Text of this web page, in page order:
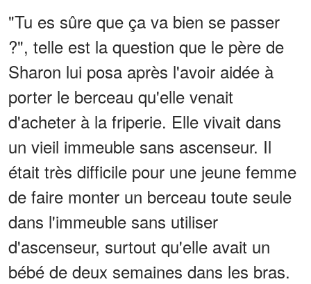
"Tu es sûre que ça va bien se passer
?", telle est la question que le père de
Sharon lui posa après l'avoir aidée à
porter le berceau qu'elle venait
d'acheter à la friperie. Elle vivait dans
un vieil immeuble sans ascenseur. Il
était très difficile pour une jeune femme
de faire monter un berceau toute seule
dans l'immeuble sans utiliser
d'ascenseur, surtout qu'elle avait un
bébé de deux semaines dans les bras.